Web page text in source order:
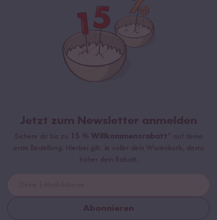
Jetzt zum Newsletter anmelden
Sichere dir bis zu 15 % Willkommensrabatt* auf deine
erste Bestellung. Hierbei gilt: Je voller dein Warenkorb, desto
höher dein Rabatt.
Abonnieren